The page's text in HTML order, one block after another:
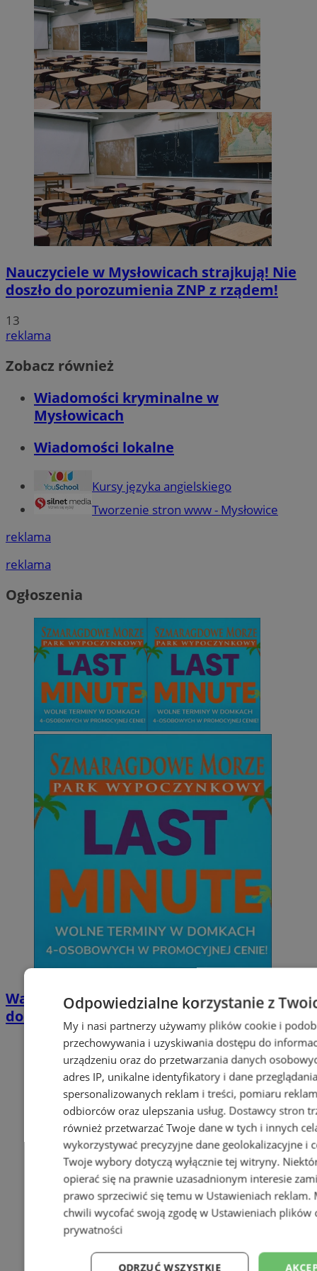
Nauczyciele w Mysłowicach strajkują! Nie
doszło do porozumienia ZNP z rządem!
13
reklama
Zobacz również
Wiadomości kryminalne w
Mysłowicach
Wiadomości lokalne
Kursy języka angielskiego
Tworzenie stron www - Mysłowice
reklama
reklama
Ogłoszenia
Wakacyjny wypoczynek nad Bałtykiem w
domkach Szmaragdowe Morze
Odpowiedzialne korzystanie z
My i nasi partnerzy używamy plików cookie i
przechowywania i uzyskiwania dostępu do
urządzeniu oraz do przetwarzania danych
adres IP, unikalne identyfikatory i dane
spersonalizowanych reklam i treści, pomiaru
odbiorców oraz ulepszania usług. Dostawcy stron
również przetwarzać Twoje dane w tych i innych
wykorzystywać precyzyjne dane geolokalizacyjne i
Twoje wybory dotyczą wyłącznie tej witryny.
opierać się na prawnie uzasadnionym interesie
prawo sprzeciwić się temu w Ustawieniach reklam.
chwili wycofać swoją zgodę w Ustawieniach plików
prywatności
ODRZUĆ WSZYSTKIE